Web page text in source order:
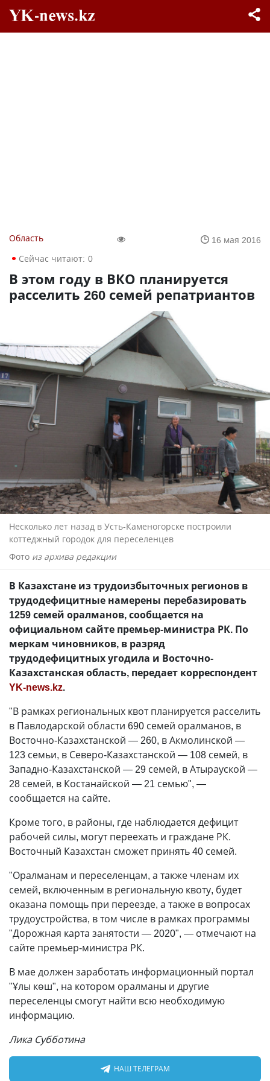
Область
16 мая 2016
Сейчас читают: 0
В этом году в ВКО планируется
расселить 260 семей репатриантов
Несколько лет назад в Усть-Каменогорске построили
коттеджный городок для переселенцев
Фото из архива редакции
В Казахстане из трудоизбыточных регионов в
трудодефицитные намерены перебазировать
1259 семей оралманов, сообщается на
официальном сайте премьер-министра РК. По
меркам чиновников, в разряд
трудодефицитных угодила и Восточно-
Казахстанская область, передает корреспондент
YK-news.kz.
"В рамках региональных квот планируется расселить
в Павлодарской области 690 семей оралманов, в
Восточно-Казахстанской — 260, в Акмолинской —
123 семьи, в Северо-Казахстанской — 108 семей, в
Западно-Казахстанской — 29 семей, в Атырауской —
28 семей, в Костанайской — 21 семью", —
сообщается на сайте.
Кроме того, в районы, где наблюдается дефицит
рабочей силы, могут переехать и граждане РК.
Восточный Казахстан сможет принять 40 семей.
"Оралманам и переселенцам, а также членам их
семей, включенным в региональную квоту, будет
оказана помощь при переезде, а также в вопросах
трудоустройства, в том числе в рамках программы
"Дорожная карта занятости — 2020", — отмечают на
сайте премьер-министра РК.
В мае должен заработать информационный портал
"Ұлы көш", на котором оралманы и другие
переселенцы смогут найти всю необходимую
информацию.
Лика Субботина
НАШ ТЕЛЕГРАМ